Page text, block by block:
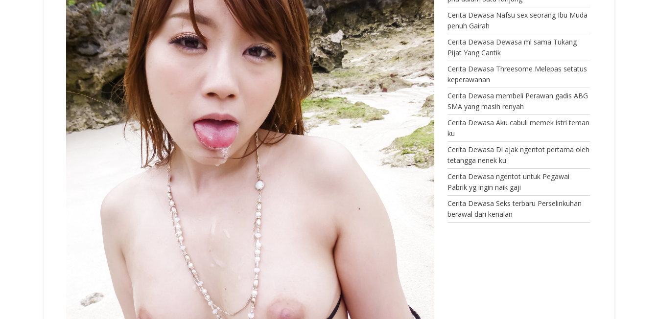
Cerita Dewasa Nafsu sex seorang Ibu Muda
penuh Gairah
Cerita Dewasa Dewasa ml sama Tukang
Pijat Yang Cantik
Cerita Dewasa Threesome Melepas setatus
keperawanan
Cerita Dewasa membeli Perawan gadis ABG
SMA yang masih renyah
Cerita Dewasa Aku cabuli memek istri teman
ku
Cerita Dewasa Di ajak ngentot pertama oleh
tetangga nenek ku
Cerita Dewasa ngentot untuk Pegawai
Pabrik yg ingin naik gaji
Cerita Dewasa Seks terbaru Perselinkuhan
berawal dari kenalan